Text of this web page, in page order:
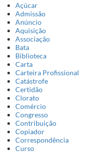
Açúcar
Admissão
Anúncio
Aquisição
Associação
Bata
Biblioteca
Carta
Carteira Profissional
Catástrofe
Certidão
Clorato
Comércio
Congresso
Contribuição
Copiador
Correspondência
Curso